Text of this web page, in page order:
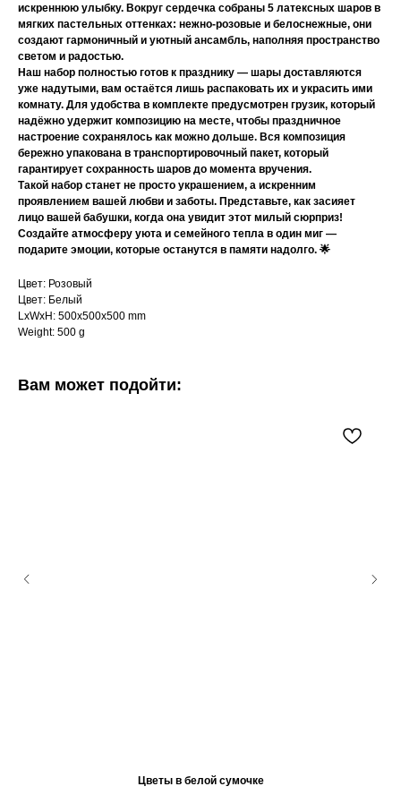
искреннюю улыбку. Вокруг сердечка собраны 5 латексных шаров в
мягких пастельных оттенках: нежно-розовые и белоснежные, они
создают гармоничный и уютный ансамбль, наполняя пространство
светом и радостью.
Наш набор полностью готов к празднику — шары доставляются
уже надутыми, вам остаётся лишь распаковать их и украсить ими
комнату. Для удобства в комплекте предусмотрен грузик, который
надёжно удержит композицию на месте, чтобы праздничное
настроение сохранялось как можно дольше. Вся композиция
бережно упакована в транспортировочный пакет, который
гарантирует сохранность шаров до момента вручения.
Такой набор станет не просто украшением, а искренним
проявлением вашей любви и заботы. Представьте, как засияет
лицо вашей бабушки, когда она увидит этот милый сюрприз!
Создайте атмосферу уюта и семейного тепла в один миг —
подарите эмоции, которые останутся в памяти надолго. 🌟
Цвет: Розовый
Цвет: Белый
LxWxH: 500x500x500 mm
Weight: 500 g
Вам может подойти:
Цветы в белой сумочке